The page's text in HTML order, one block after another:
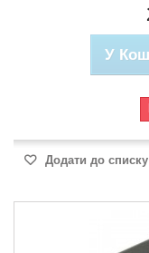
У
Додати до